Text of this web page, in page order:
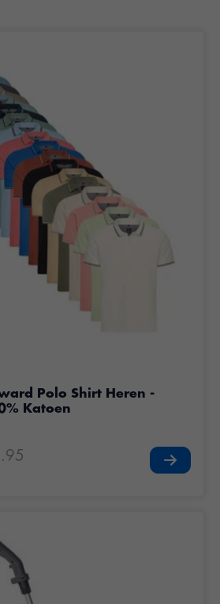
Polo Shirt Heren -
Katoen